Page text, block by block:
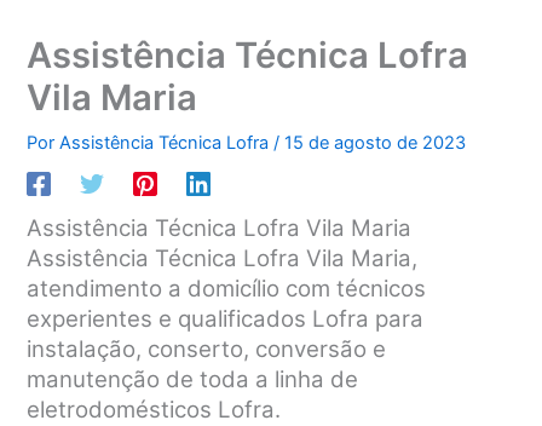
Assistência Técnica Lofra
Vila Maria
PorAssistência Técnica Lofra/15 de agosto de 2023
Assistência Técnica Lofra Vila Maria
Assistência Técnica Lofra Vila Maria,
atendimento a domicílio com técnicos
experientes e qualificados Lofra para
instalação, conserto, conversão e
manutenção de toda a linha de
eletrodomésticos Lofra.